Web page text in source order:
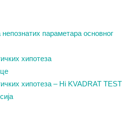
параметара основног
хипотеза
хипотеза – Hi KVADRAT TEST